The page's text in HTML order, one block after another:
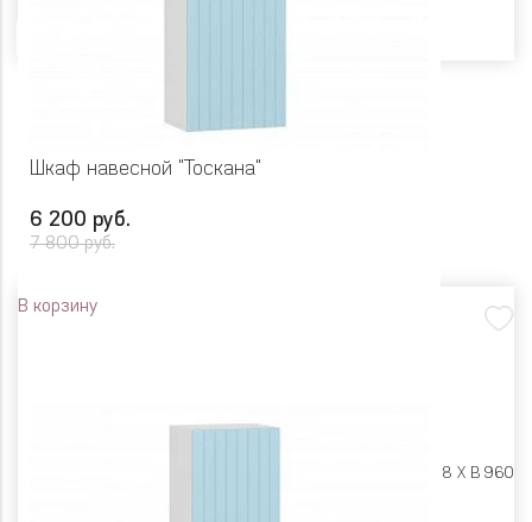
Шкаф навесной "Тоскана"
6 200 руб.
7 800 руб.
В корзину
Ш 450 X Г 318 X В 960